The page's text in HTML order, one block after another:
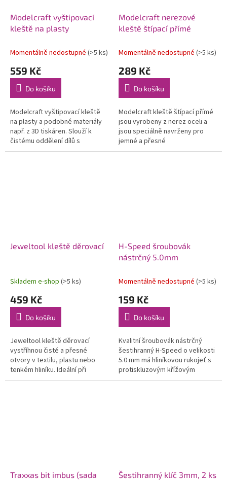
Modelcraft vyštipovací
kleště na plasty
Momentálně nedostupné (>5 ks)
559 Kč
Do košíku
Modelcraft vyštipovací kleště
na plasty a podobné materiály
např. z 3D tiskáren. Slouží k
čistému oddělení dílů s
minimální potřebou dočištění.
Modelcraft nerezové
kleště štípací přímé
Momentálně nedostupné (>5 ks)
289 Kč
Do košíku
Modelcraft kleště štípací přímé
jsou vyrobeny z nerez oceli a
jsou speciálně navrženy pro
jemné a přesné
elektrotechnické práce,
Jeweltool kleště děrovací
Skladem e-shop (>5 ks)
459 Kč
Do košíku
Jeweltool kleště děrovací
vystříhnou čisté a přesné
otvory v textilu, plastu nebo
tenkém hliníku. Ideální při
výrobě šperků, snadné použití,
H-Speed šroubovák
nástrčný 5.0mm
Momentálně nedostupné (>5 ks)
159 Kč
Do košíku
Kvalitní šroubovák nástrčný
šestihranný H-Speed o velikosti
5.0 mm má hliníkovou rukojeť s
protiskluzovým křížovým
vroubkováním o délce 92 mm a
Traxxas bit imbus (sada
Šestihranný klíč 3mm, 2 ks